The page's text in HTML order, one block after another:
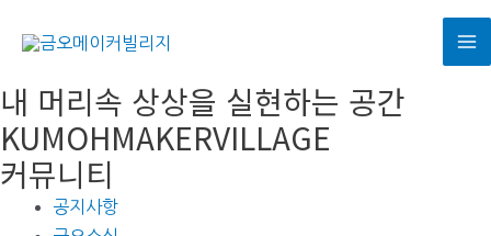
로
건
너
내 머리속 상상을 실현하는 공간
KUMOHMAKERVILLAGE
커뮤니티
공지사항